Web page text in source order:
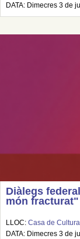
DATA: Dimecres 3 de
Diàlegs
món fracturat"
LLOC: Casa de Cultura
DATA: Dimecres 3 de